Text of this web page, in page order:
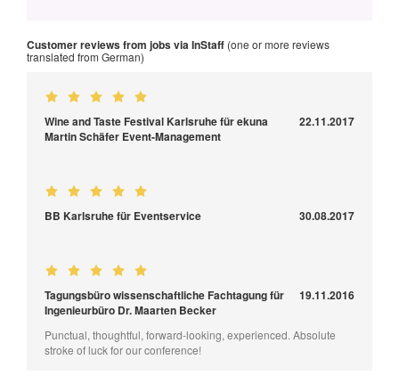
Customer reviews from jobs via InStaff (one or more reviews
translated from German)
Wine and Taste Festival Karlsruhe für ekuna
Martin Schäfer Event-Management
22.11.2017
BB Karlsruhe für Eventservice 30.08.2017
Tagungsbüro wissenschaftliche Fachtagung für
Ingenieurbüro Dr. Maarten Becker
19.11.2016
Punctual, thoughtful, forward-looking, experienced. Absolute
stroke of luck for our conference!